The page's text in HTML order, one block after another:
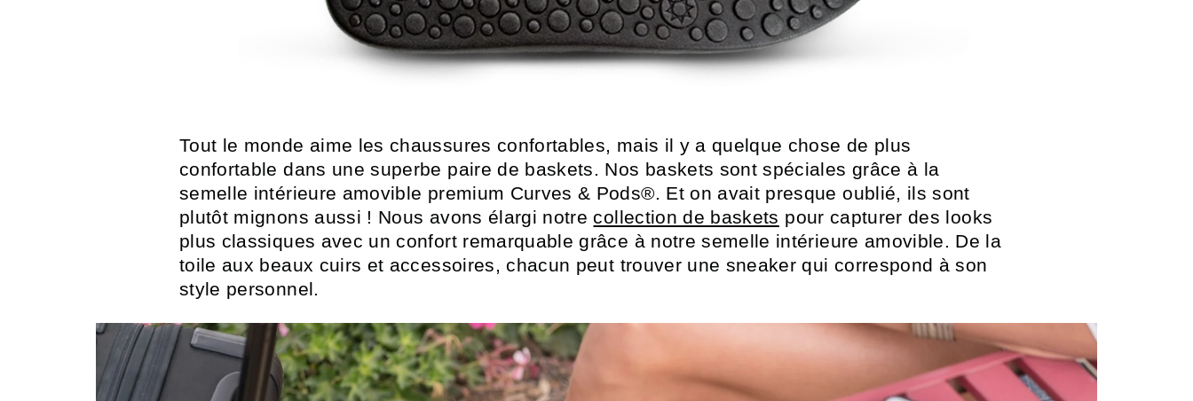
Tout le monde aime les chaussures confortables, mais il y a quelque chose de plus
confortable dans une superbe paire de baskets. Nos baskets sont spéciales grâce à la
semelle intérieure amovible premium Curves & Pods®. Et on avait presque oublié, ils sont
plutôt mignons aussi ! Nous avons élargi notre collection de baskets pour capturer des looks
plus classiques avec un confort remarquable grâce à notre semelle intérieure amovible. De la
toile aux beaux cuirs et accessoires, chacun peut trouver une sneaker qui correspond à son
style personnel.